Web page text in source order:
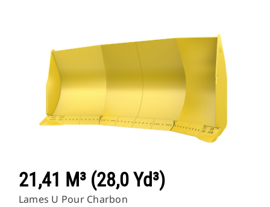
21,41 M³ (28,0 Yd³)
Lames U Pour Charbon